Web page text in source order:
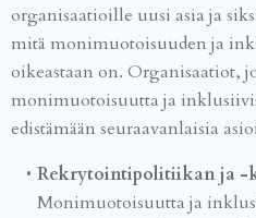
organisaatioille uusi asia ja
mitä monimuotoisuuden ja
oikeastaan on. Organisaatiot,
monimuotoisuutta ja
edistämään seuraavanlaisia
Rekrytointipolitiikan ja -
Monimuotoisuutta ja